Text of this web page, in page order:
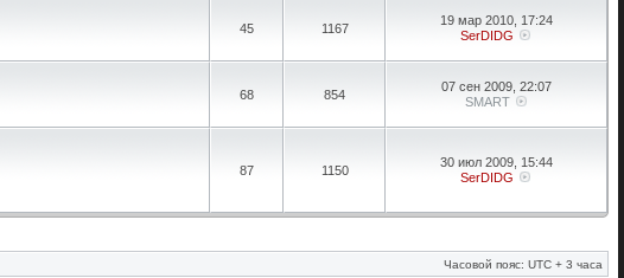
45 1167
19 мар 2010, 17:24
SerDIDG
68 854
07 сен 2009, 22:07
SMART
87 1150
30 июл 2009, 15:44
SerDIDG
Часовой пояс: UTC + 3 часа